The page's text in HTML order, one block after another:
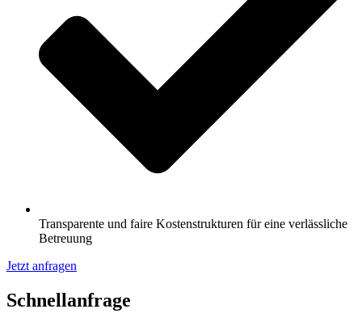
Transparente und faire Kostenstrukturen für eine verlässliche
Betreuung
Jetzt anfragen
Schnell­anfrage